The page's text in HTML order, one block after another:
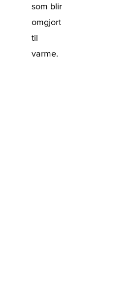
som blir
omgjort
til
varme.